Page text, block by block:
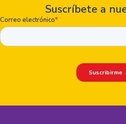
Suscríbete a